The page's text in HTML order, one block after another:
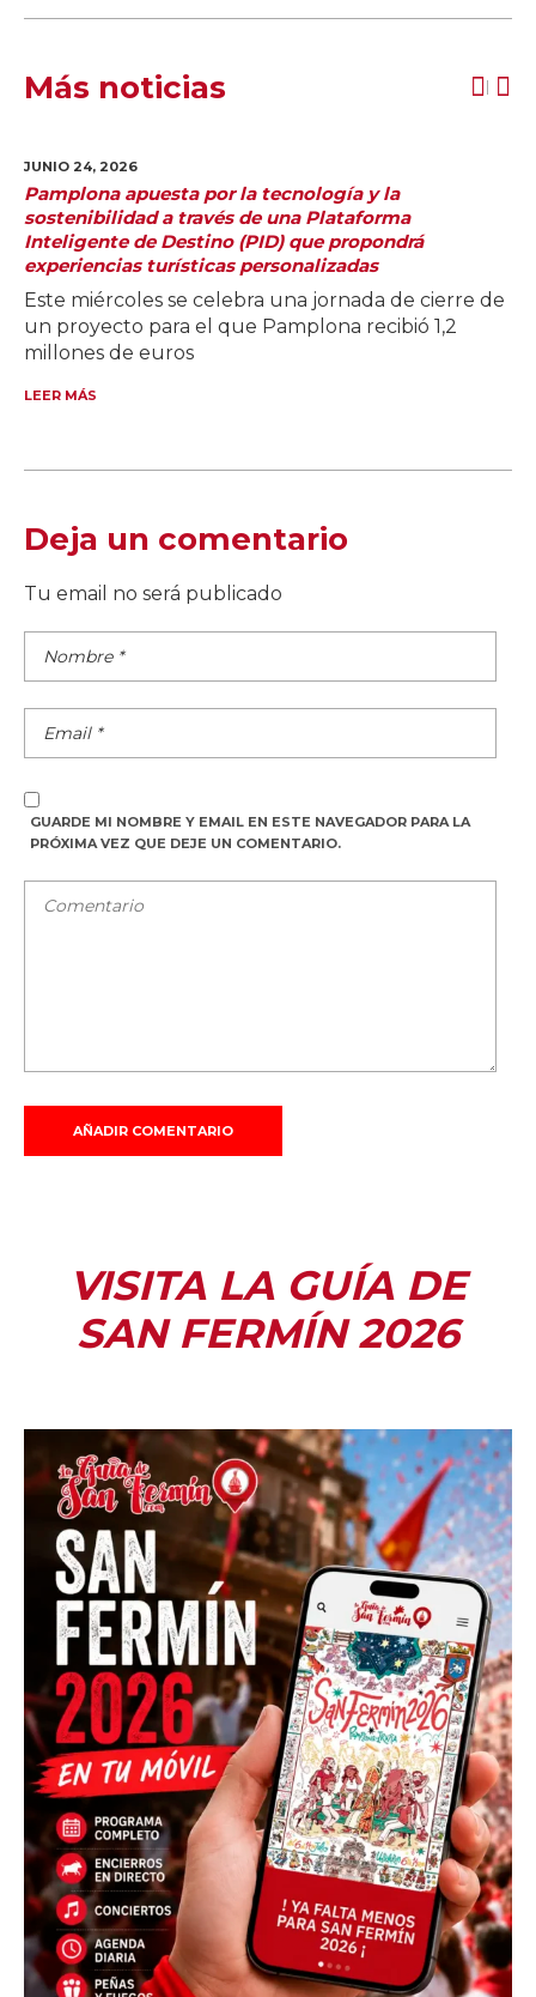
Más noticias
JUNIO 24, 2026
Pamplona apuesta por la tecnología y la
sostenibilidad a través de una Plataforma
Inteligente de Destino (PID) que propondrá
experiencias turísticas personalizadas
Este miércoles se celebra una jornada de cierre de
un proyecto para el que Pamplona recibió 1,2
millones de euros
LEER MÁS
Deja un comentario
Tu email no será publicado
GUARDE MI NOMBRE Y EMAIL EN ESTE NAVEGADOR PARA LA
PRÓXIMA VEZ QUE DEJE UN COMENTARIO.
VISITA LA GUÍA DE
SAN FERMÍN 2026